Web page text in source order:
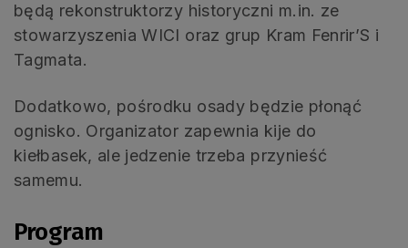
będą rekonstruktorzy historyczni m.in. ze
stowarzyszenia WICI oraz grup Kram Fenrir’S i
Tagmata.
Dodatkowo, pośrodku osady będzie płonąć
ognisko. Organizator zapewnia kije do
kiełbasek, ale jedzenie trzeba przynieść
samemu.
Program